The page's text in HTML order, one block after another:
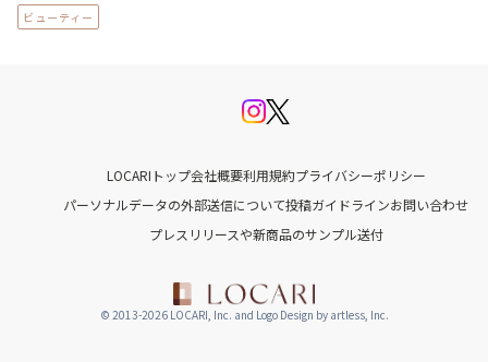
ビューティー
LOCARIトップ会社概要利用規約プライバシーポリシー
パーソナルデータの外部送信について投稿ガイドラインお問い合わせ
プレスリリースや新商品のサンプル送付
© 2013-2026 LOCARI, Inc. and Logo Design by artless, Inc.